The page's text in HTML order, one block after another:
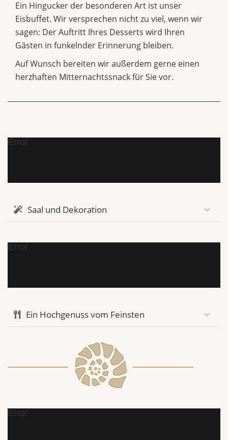
Ein Hingucker der besonderen Art ist unser
Eisbuffet. Wir versprechen nicht zu viel, wenn wir
sagen: Der Auftritt Ihres Desserts wird Ihren
Gästen in funkelnder Erinnerung bleiben.
Auf Wunsch bereiten wir außerdem gerne einen
herzhaften Mitternachtssnack für Sie vor.
Error
Saal und Dekoration
Error
Ein Hochgenuss vom Feinsten
Error